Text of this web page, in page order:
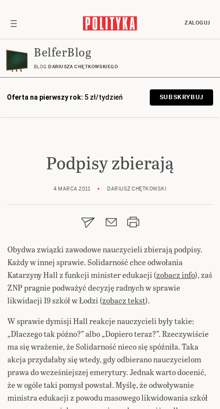
ZALOGUJ
BelferBlog
BLOG DARIUSZA CHĘTKOWSKIEGO
Oferta na pierwszy rok: 5 zł/tydzień SUBSKRYBUJ
Podpisy zbierają
4 MARCA 2011 DARIUSZ CHĘTKOWSKI
Obydwa związki zawodowe nauczycieli zbierają podpisy.
Każdy w innej sprawie. Solidarność chce odwołania
Katarzyny Hall z funkcji minister edukacji (zobacz info), zaś
ZNP pragnie podważyć decyzję radnych w sprawie
likwidacji 19 szkół w Łodzi (zobacz tekst).
W sprawie dymisji Hall reakcje nauczycieli były takie:
„Dlaczego tak późno?” albo „Dopiero teraz?”. Rzeczywiście
ma się wrażenie, że Solidarność nieco się spóźniła. Taka
akcja przydałaby się wtedy, gdy odbierano nauczycielom
prawa do wcześniejszej emerytury. Jednak warto docenić,
że w ogóle taki pomysł powstał. Myślę, że odwoływanie
ministra edukacji z powodu masowego likwidowania szkół